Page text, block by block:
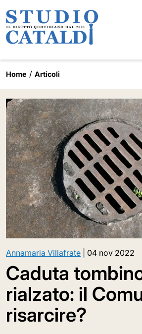
Home Articoli
Annamaria Villafrate 04 nov 2022
Caduta
rialzato: il
risarcire?